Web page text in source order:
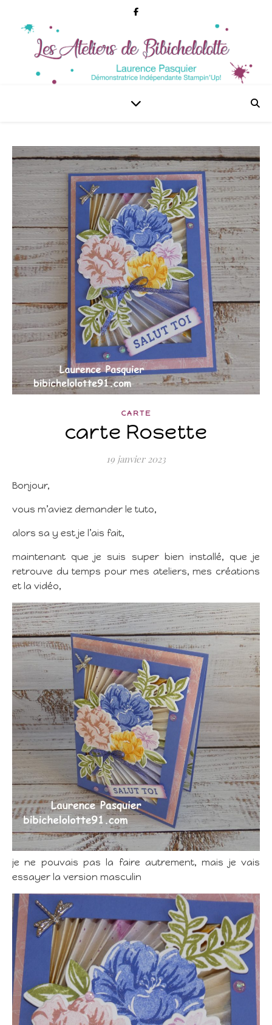
CARTE
carte Rosette
19 janvier 2023
Bonjour,
vous m’aviez demander le tuto,
alors sa y est je l’ais fait,
maintenant que je suis super bien installé, que je
retrouve du temps pour mes ateliers, mes créations
et la vidéo,
je ne pouvais pas la faire autrement, mais je vais
essayer la version masculin